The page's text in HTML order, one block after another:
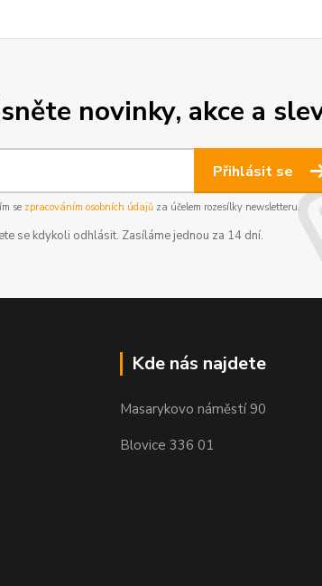
novinky, akce a
Přihlásit se
se zpracováním osobních údajůza účelem rozesílky newsletteru.
se kdykoli odhlásit. Zasíláme jednou za 14 dní.
Kde nás najdete
Masarykovo náměstí 90
Blovice 336 01